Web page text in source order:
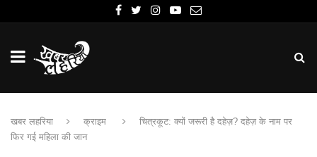
खबर लहरिया क्राइम
चित्रकूट: क्यों जरूरी है दहेज़? दहेज़ के नाम पर
फिर गई महिला की जान